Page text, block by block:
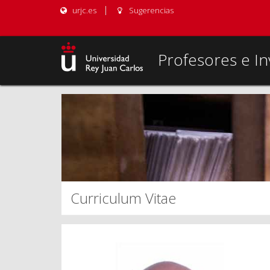
urjc.es Sugerencias
Profesores e
Curriculum Vitae